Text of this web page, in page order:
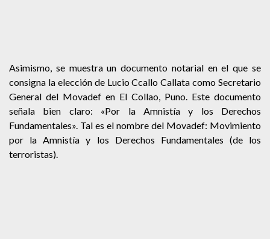
Asimismo, se muestra un documento notarial en el que se
consigna la elección de Lucio Ccallo Callata como Secretario
General del Movadef en El Collao, Puno. Este documento
señala bien claro: «Por la Amnistía y los Derechos
Fundamentales». Tal es el nombre del Movadef: Movimiento
por la Amnistía y los Derechos Fundamentales (de los
terroristas).